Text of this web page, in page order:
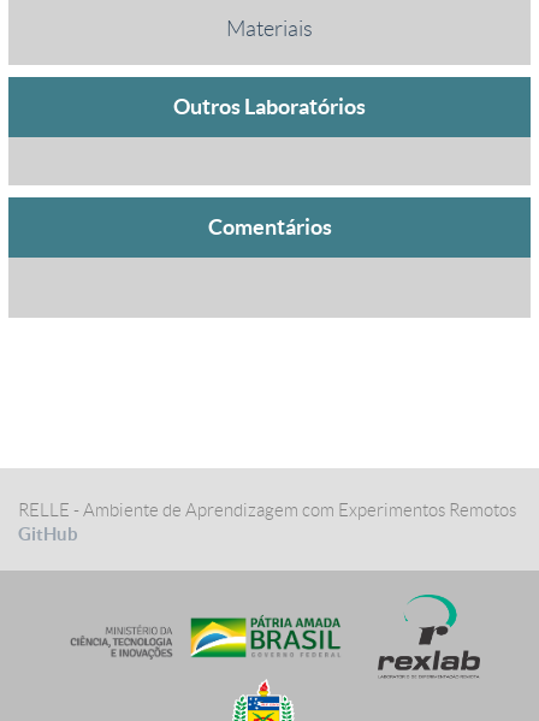
Materiais
Outros Laboratórios
Comentários
RELLE - Ambiente de Aprendizagem com Experimentos Remotos
GitHub